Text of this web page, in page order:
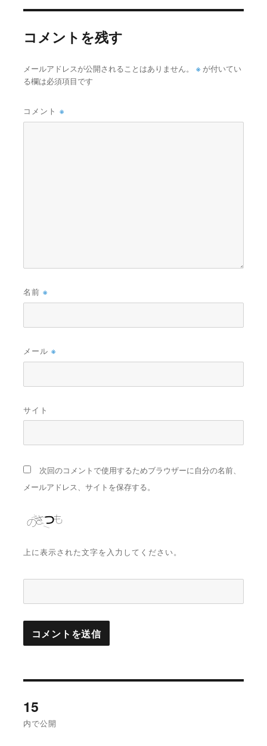
イ
コメントを残す
メールアドレスが公開されることはありません。 ※が付いてい
る欄は必須項目です
コメント ※
名前 ※
メール ※
サイト
次回のコメントで使用するためブラウザーに自分の名前、
メールアドレス、サイトを保存する。
上に表示された文字を入力してください。
稿
15
内で公開